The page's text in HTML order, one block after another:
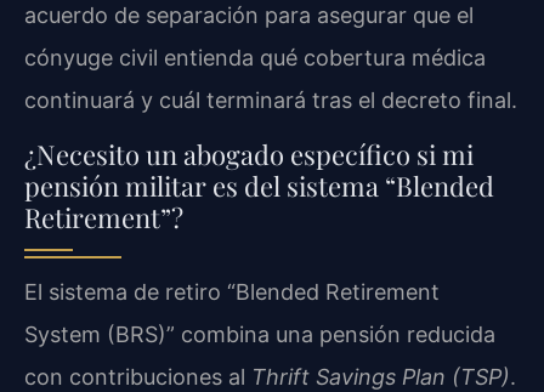
acuerdo de separación para asegurar que el
cónyuge civil entienda qué cobertura médica
continuará y cuál terminará tras el decreto final.
¿Necesito un abogado específico si mi
pensión militar es del sistema “Blended
Retirement”?
El sistema de retiro “Blended Retirement
System (BRS)” combina una pensión reducida
con contribuciones al Thrift Savings Plan (TSP).